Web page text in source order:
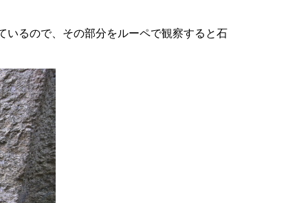
るので、その部分をルーペで観察すると石